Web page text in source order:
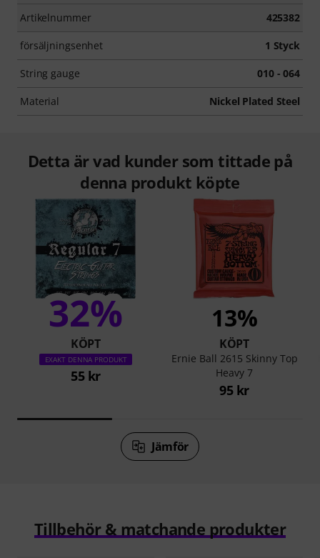
Artikelnummer 425382
försäljningsenhet 1 Styck
String gauge 010 - 064
Material Nickel Plated Steel
Detta är vad kunder som tittade på
denna produkt köpte
32%
KÖPT
EXAKT DENNA PRODUKT
55 kr
13%
KÖPT
Ernie Ball 2615 Skinny Top
Heavy 7
95 kr
Jämför
Tillbehör & matchande produkter